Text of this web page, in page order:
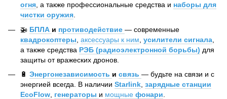
огня , а также профессиональные средства и наборы для
чистки оружия
🚁 БПЛА и противодействие — современные
квадрокоптеры аксессуары к ним усилители сигнала
а также средства РЭБ (радиоэлектронной борьбы) для
защиты от вражеских дронов.
🔋 Энергонезависимость и связь — будьте на связи и с
энергией всегда. В наличии Starlink зарядные станции
EcoFlow генераторы и мощные фонари